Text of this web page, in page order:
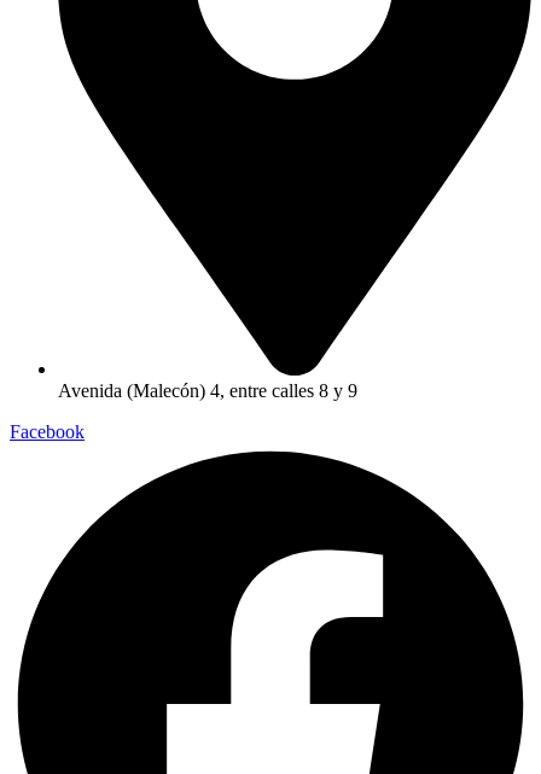
Avenida (Malecón) 4, entre calles 8 y 9
Facebook